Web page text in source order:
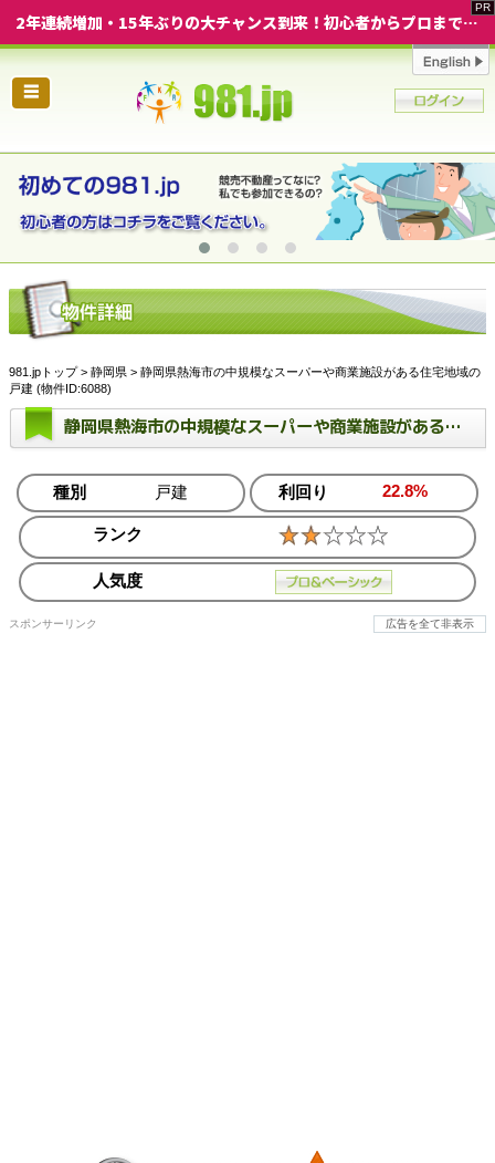
2年連続増加・15年ぶりの大チャンス到来！初心者からプロまで網羅する「競売不動産・超実践投資セミナー」♦神奈川県 横浜 in 神奈川
☰
981.jpトップ> 静岡県 > 静岡県熱海市の中規模なスーパーや商業施設がある住宅地域の
戸建 (物件ID:6088)
静岡県熱海市の中規模なスーパーや商業施設がある住宅地域の戸建
種別 戸建 利回り 22.8%
ランク
人気度
スポンサーリンク 広告を全て非表示